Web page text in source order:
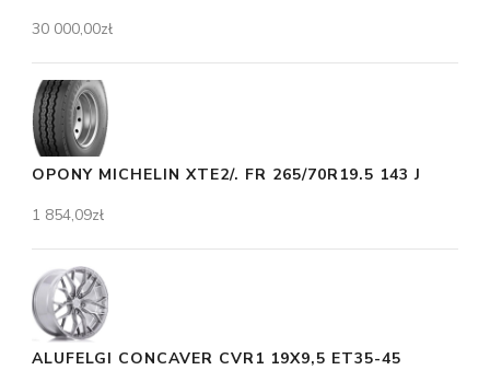
30 000,00zł
OPONY MICHELIN XTE2/. FR 265/70R19.5 143 J
1 854,09zł
ALUFELGI CONCAVER CVR1 19X9,5 ET35-45